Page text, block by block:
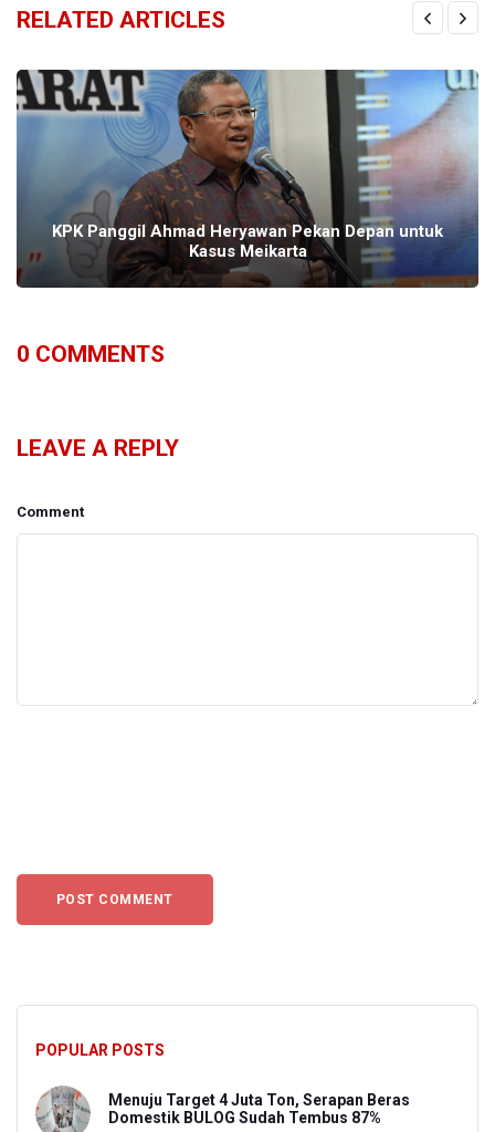
RELATED ARTICLES
KPK Panggil Ahmad Heryawan Pekan Depan untuk
Kasus Meikarta
0 COMMENTS
LEAVE A REPLY
Comment
POPULAR POSTS
Menuju Target 4 Juta Ton, Serapan Beras
Domestik BULOG Sudah Tembus 87%